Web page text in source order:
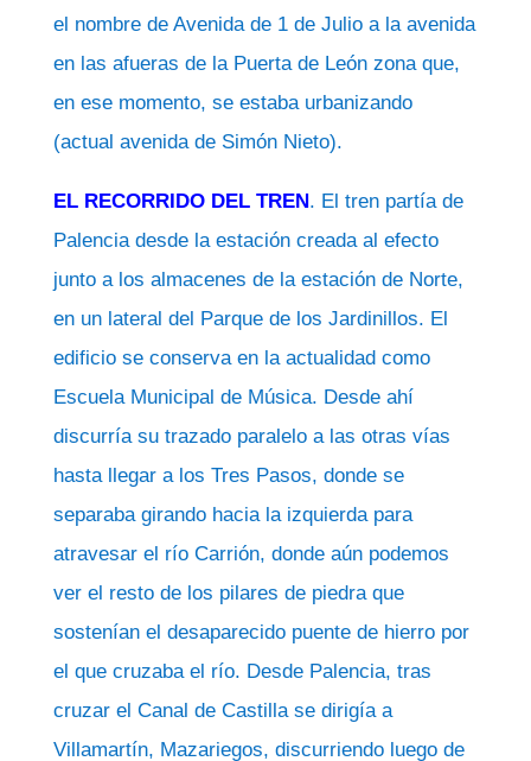
el nombre de Avenida de 1 de Julio a la avenida
en las afueras de la Puerta de León zona que,
en ese momento, se estaba urbanizando
(actual avenida de Simón Nieto).
EL RECORRIDO DEL TREN. El tren partía de
Palencia desde la estación creada al efecto
junto a los almacenes de la estación de Norte,
en un lateral del Parque de los Jardinillos. El
edificio se conserva en la actualidad como
Escuela Municipal de Música. Desde ahí
discurría su trazado paralelo a las otras vías
hasta llegar a los Tres Pasos, donde se
separaba girando hacia la izquierda para
atravesar el río Carrión, donde aún podemos
ver el resto de los pilares de piedra que
sostenían el desaparecido puente de hierro por
el que cruzaba el río. Desde Palencia, tras
cruzar el Canal de Castilla se dirigía a
Villamartín, Mazariegos, discurriendo luego de